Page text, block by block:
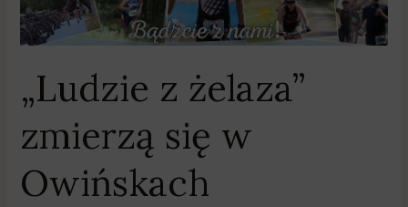
„Ludzie z żelaza”
zmierzą się w
Owińskach
się